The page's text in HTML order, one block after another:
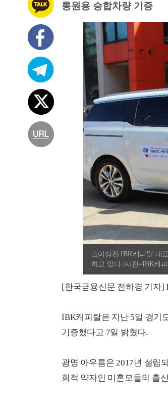
통원용 승합차량 기증
△이상진 IBK캐피탈 대
하고 있다./사진=IBK캐
[한국금융신문 전하경 기자]
IBK캐피탈은 지난 5일 경기
기증했다고 7일 밝혔다.
광명 아우름은 2017년 설립
회적 약자인 미혼모들의 출